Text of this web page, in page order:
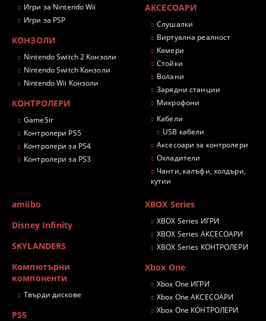
Игри за Nintendo Wii
Игри за PSP
КОНЗОЛИ
Nintendo Switch 2 Конзоли
Nintendo Switch Конзоли
Nintendo Wii Конзоли
КОНТРОЛЕРИ
GameSir
Контролери PS5
Контролери за PS4
Контролери за PS3
АКСЕСОАРИ
Слушалки
Виртуална реалност
Камери
Стойки
Волани
Зарядни станции
Микрофони
Кабели
USB кабели
Аксесоари за контролери
Охладители
Чанти, калъфи, холдъри,
кутии
amiibo
Disney Infinity
SKYLANDERS
Компютърни
компоненти
Твърди дискове
PS5
XBOX Series
XBOX Series ИГРИ
XBOX Series АКСЕСОАРИ
XBOX Series КОНТРОЛЕРИ
Xbox One
Xbox One ИГРИ
Xbox One АКСЕСОАРИ
Xbox One КОНТРОЛЕРИ